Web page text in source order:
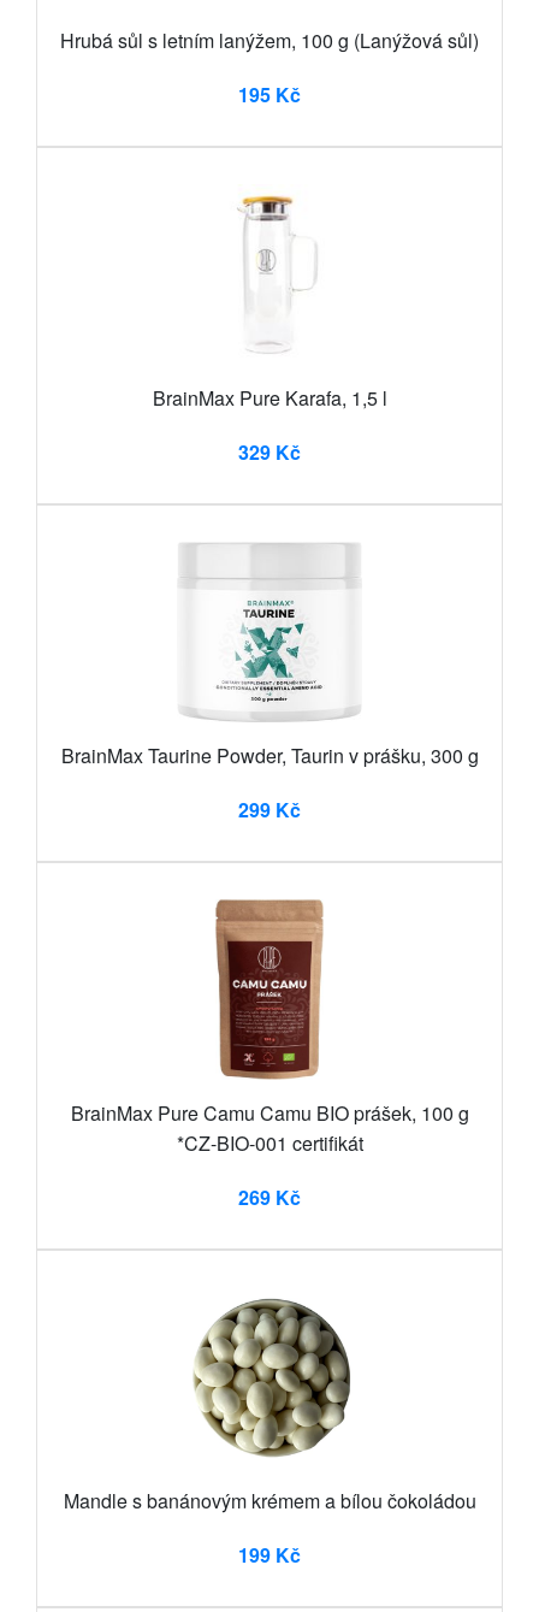
Hrubá sůl s letním lanýžem, 100 g (Lanýžová sůl)
195 Kč
BrainMax Pure Karafa, 1,5 l
329 Kč
BrainMax Taurine Powder, Taurin v prášku, 300 g
299 Kč
BrainMax Pure Camu Camu BIO prášek, 100 g
*CZ-BIO-001 certifikát
269 Kč
Mandle s banánovým krémem a bílou čokoládou
199 Kč